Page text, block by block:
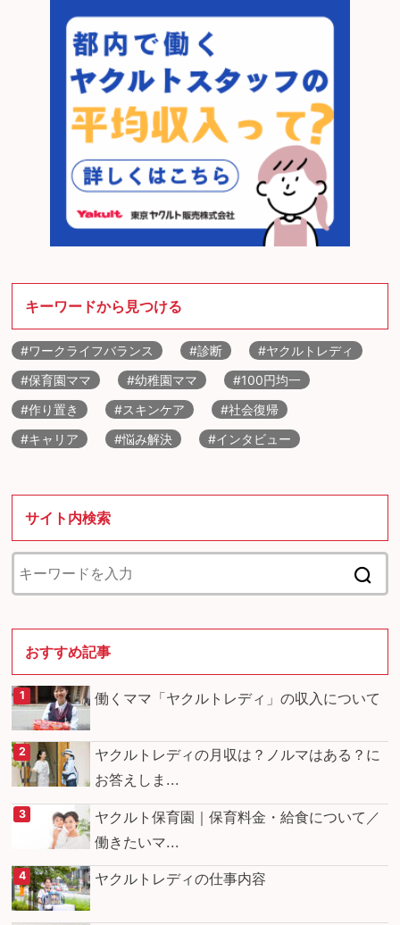
キーワードから見つける
#ワークライフバランス #診断
#ヤクルトレディ
#保育園ママ
#幼稚園ママ
#100円均一
#作り置き
#スキンケア
#社会復帰
#キャリア
#悩み解決 #インタビュー
サイト内検索
おすすめ記事
働くママ「ヤクルトレディ」の収入について
ヤクルトレディの月収は？ノルマはある？に
お答えしま...
ヤクルト保育園｜保育料金・給食について／
働きたいマ...
ヤクルトレディの仕事内容